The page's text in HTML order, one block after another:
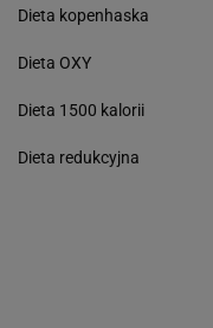
Dieta kopenhaska
Dieta OXY
Dieta 1500 kalorii
Dieta redukcyjna